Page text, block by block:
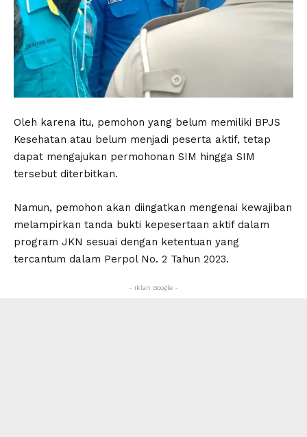
Oleh karena itu, pemohon yang belum memiliki BPJS
Kesehatan atau belum menjadi peserta aktif, tetap
dapat mengajukan permohonan SIM hingga SIM
tersebut diterbitkan.
Namun, pemohon akan diingatkan mengenai kewajiban
melampirkan tanda bukti kepesertaan aktif dalam
program JKN sesuai dengan ketentuan yang
tercantum dalam Perpol No. 2 Tahun 2023.
- Iklan Google -